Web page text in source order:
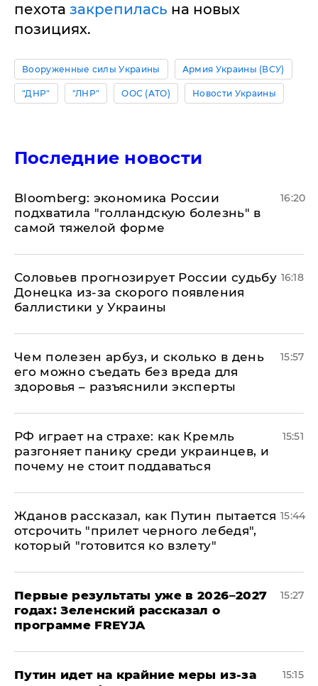
пехота закрепилась на новых
позициях.
Вооруженные силы Украины Армия Украины (ВСУ)
"ДНР" "ЛНР" ООС (АТО) Новости Украины
Последние новости
Bloomberg: экономика России
подхватила "голландскую болезнь" в
самой тяжелой форме
16:20
Соловьев прогнозирует России судьбу
Донецка из-за скорого появления
баллистики у Украины
16:18
Чем полезен арбуз, и сколько в день
его можно съедать без вреда для
здоровья – разъяснили эксперты
15:57
РФ играет на страхе: как Кремль
разгоняет панику среди украинцев, и
почему не стоит поддаваться
15:51
Жданов рассказал, как Путин пытается
отсрочить "прилет черного лебедя",
который "готовится ко взлету"
15:44
Первые результаты уже в 2026–2027
годах: Зеленский рассказал о
программе FREYJA
15:27
Путин идет на крайние меры из-за
15:15